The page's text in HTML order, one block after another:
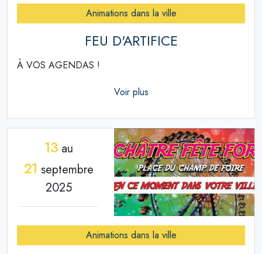
Animations dans la ville
FEU D'ARTIFICE
À VOS AGENDAS !
Voir plus
13 au
21 septembre
2025
Animations dans la ville